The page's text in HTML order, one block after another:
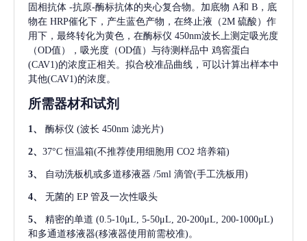
固相抗体 -抗原-酶标抗体的夹心复合物。加底物 A和 B，底
物在 HRP催化下，产生蓝色产物，在终止液（2M 硫酸）作
用下，最终转化为黄色，在酶标仪 450nm波长上测定吸光度
（OD值），吸光度（OD值）与待测样品中 鸡窖蛋白
(CAV1)的浓度正相关。拟合校准品曲线，可以计算出样本中
其他(CAV1)的浓度。
所需器材和试剂
1、 酶标仪 (波长 450nm 滤光片)
2、 37°C 恒温箱(不推荐使用细胞用 CO2 培养箱)
3、 自动洗板机或多道移液器 /5ml 滴管(手工洗板用)
4、 无菌的 EP 管及一次性吸头
5、 精密的单道 (0.5-10μL, 5-50μL, 20-200μL, 200-1000μL)
和多通道移液器(移液器使用前需校准)。